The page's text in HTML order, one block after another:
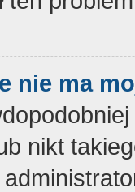
nie ma
nikt